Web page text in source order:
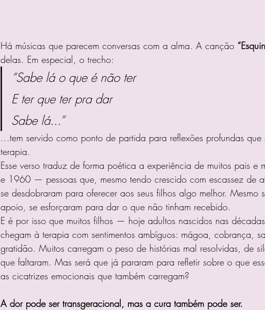
Há músicas que parecem conversas com a alma. A canção
delas. Em especial, o trecho:
“Sabe lá o que é não ter
E ter que ter pra dar
Sabe lá...”
...tem servido como ponto de partida para reflexões profundas que
terapia.
Esse verso traduz de forma poética a experiência de muitos pais
e 1960 — pessoas que, mesmo tendo crescido com escassez de
se desdobraram para oferecer aos seus filhos algo melhor. Mesmo
apoio, se esforçaram para dar o que não tinham recebido.
E é por isso que muitos filhos — hoje adultos nascidos nas
chegam à terapia com sentimentos ambíguos: mágoa, cobrança,
gratidão. Muitos carregam o peso de histórias mal resolvidas, de
que faltaram. Mas será que já pararam para refletir sobre o que
as cicatrizes emocionais que também carregam?
A dor pode ser transgeracional, mas a cura também pode ser.